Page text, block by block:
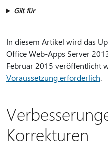
Gilt für
In diesem Artikel wird das
Office Web-Apps Server
Februar 2015 veröffentlicht
Voraussetzung erforderlich.
Korrekturen